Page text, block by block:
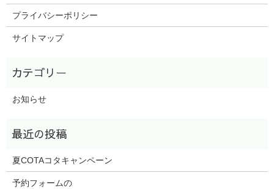
プライバシーポリシー
サイトマップ
お知らせ
夏COTAコタキャンペーン
予約フォームの